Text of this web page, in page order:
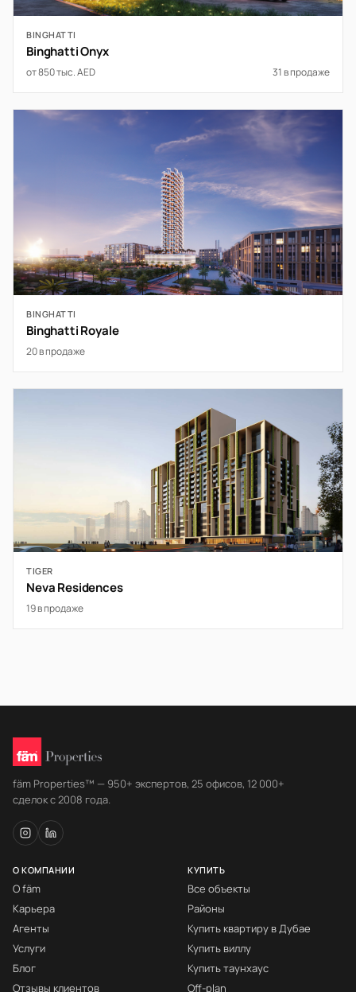
BINGHATTI
Binghatti Onyx
от 850 тыс. AED 31 в продаже
BINGHATTI
Binghatti Royale
20 в продаже
TIGER
Neva Residences
19 в продаже
fäm Properties™ — 950+ экспертов, 25 офисов, 12 000+
сделок с 2008 года.
О КОМПАНИИ
О fäm
Карьера
Агенты
Услуги
Блог
Отзывы клиентов
КУПИТЬ
Все объекты
Районы
Купить квартиру в Дубае
Купить виллу
Купить таунхаус
Off-plan